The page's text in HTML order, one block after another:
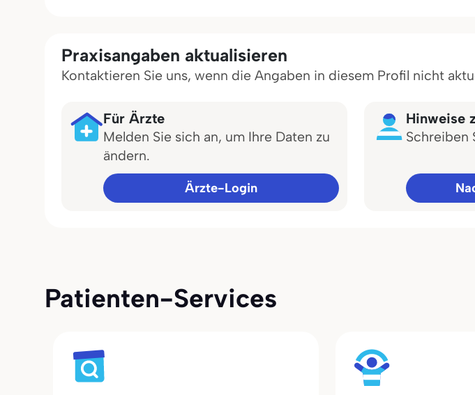
Praxisangaben aktualisieren
Kontaktieren Sie uns, wenn die Angaben in diesem Profil nicht
Für Ärzte
Melden Sie sich an, um Ihre Daten zu
ändern.
Ärzte-Login
Hinweise
Schreiben
Patienten-Services